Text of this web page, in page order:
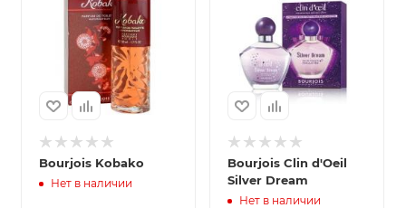
Bourjois Kobako
Нет в наличии
Bourjois Clin d'Oeil
Silver Dream
Нет в наличии